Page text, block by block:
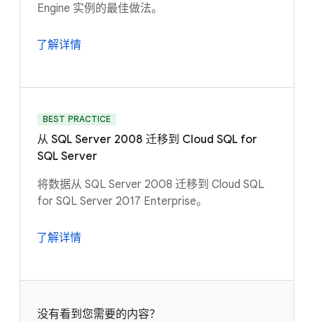
Engine 实例的最佳做法。
了解详情
BEST PRACTICE
从 SQL Server 2008 迁移到 Cloud SQL for
SQL Server
将数据从 SQL Server 2008 迁移到 Cloud SQL
for SQL Server 2017 Enterprise。
了解详情
没有看到您需要的内容？